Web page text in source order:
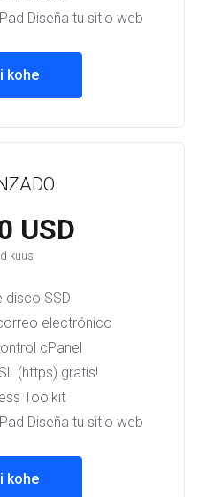
Diseña tu sitio web
kohe
USD
kuus
disco SSD
electrónico
cPanel
(https) gratis!
Toolkit
Diseña tu sitio web
kohe